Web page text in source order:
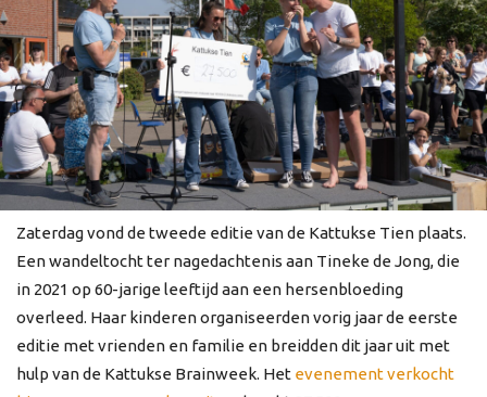
Zaterdag vond de tweede editie van de Kattukse Tien plaats.
Een wandeltocht ter nagedachtenis aan Tineke de Jong, die
in 2021 op 60-jarige leeftijd aan een hersenbloeding
overleed. Haar kinderen organiseerden vorig jaar de eerste
editie met vrienden en familie en breidden dit jaar uit met
hulp van de Kattukse Brainweek. Het evenement verkocht